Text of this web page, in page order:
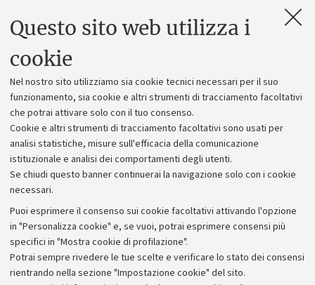
Questo sito web utilizza i
cookie
Nel nostro sito utilizziamo sia cookie tecnici necessari per il suo
funzionamento, sia cookie e altri strumenti di tracciamento facoltativi
che potrai attivare solo con il tuo consenso.
Cookie e altri strumenti di tracciamento facoltativi sono usati per
analisi statistiche, misure sull'efficacia della comunicazione
istituzionale e analisi dei comportamenti degli utenti.
Se chiudi questo banner continuerai la navigazione solo con i cookie
necessari.
Puoi esprimere il consenso sui cookie facoltativi attivando l'opzione
in "Personalizza cookie" e, se vuoi, potrai esprimere consensi più
specifici in "Mostra cookie di profilazione".
Potrai sempre rivedere le tue scelte e verificare lo stato dei consensi
rientrando nella sezione "Impostazione cookie" del sito.
Contatti e PEC
Alumni community
Piano strategico
Bilanci
Donazioni e 5x1000
Merchandising - UniboStore
Bandi, gare e concorsi
Albo online
Amministrazione trasparente
Atti di notifica